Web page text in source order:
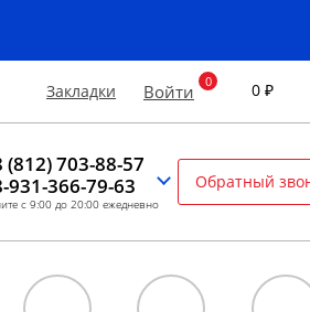
Закладки Войти 0 ₽
(812) 703-88-57
931-366-79-63
с 9:00 до 20:00 ежедневно
Обратный